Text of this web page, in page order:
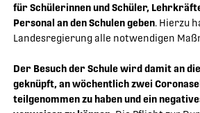
für Schülerinnen und Schüler,
Personal an den Schulen geben. Hierzu
Landesregierung alle notwendigen
Der Besuch der Schule wird damit an
geknüpft, an wöchentlich zwei
teilgenommen zu haben und ein